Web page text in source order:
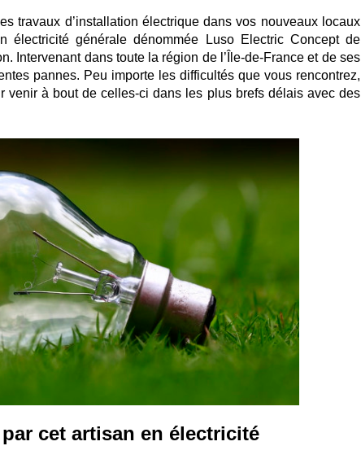
travaux d’installation électrique dans vos nouveaux locaux
électricité générale dénommée Luso Electric Concept de
Intervenant dans toute la région de l’Île-de-France et de ses
pannes. Peu importe les difficultés que vous rencontrez,
venir à bout de celles-ci dans les plus brefs délais avec des
cet artisan en électricité